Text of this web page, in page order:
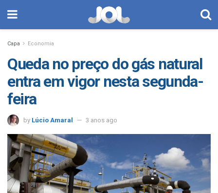
Capa Economia
Queda no preço do gás natural
entra em vigor nesta segunda-
feira
by Lúcio Amaral 3 anos ago